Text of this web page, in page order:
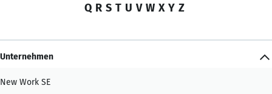
Q R S T U V W X Y Z
Unternehmen
New Work SE